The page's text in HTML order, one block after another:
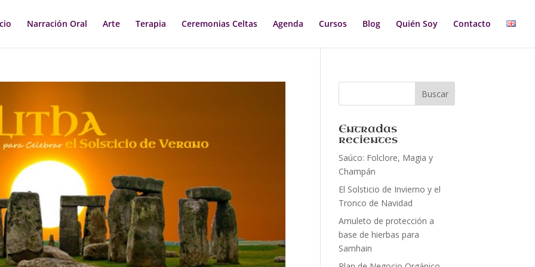
Narración Oral Arte Terapia Ceremonias Celtas Agenda Cursos Blog Quién Soy Contacto
Entradas
recientes
Saúco: Folclore, Magia y
Champán
El Solsticio de Invierno y el
Tronco de Navidad
Amuleto de protección a
base de hierbas para
Samhain